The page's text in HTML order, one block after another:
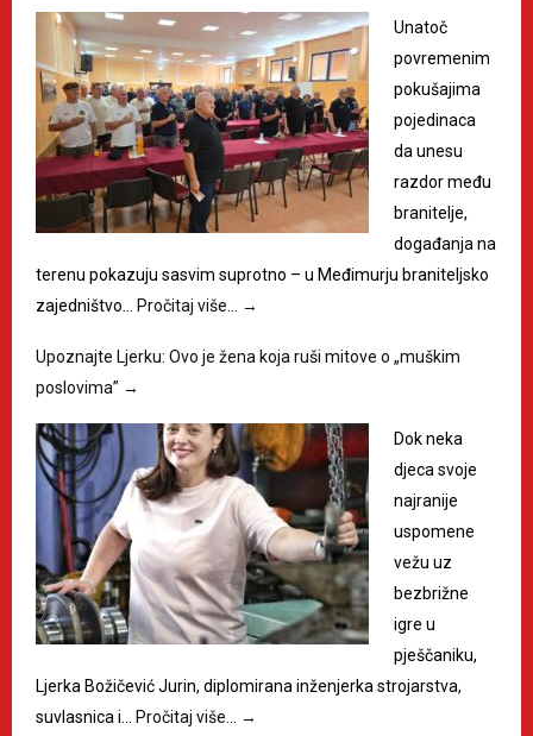
Unatoč
povremenim
pokušajima
pojedinaca
da unesu
razdor među
branitelje,
događanja na
terenu pokazuju sasvim suprotno – u Međimurju braniteljsko
zajedništvo…
Pročitaj više… →
Upoznajte Ljerku: Ovo je žena koja ruši mitove o „muškim
poslovima” →
Dok neka
djeca svoje
najranije
uspomene
vežu uz
bezbrižne
igre u
pješčaniku,
Ljerka Božičević Jurin, diplomirana inženjerka strojarstva,
suvlasnica i…
Pročitaj više… →